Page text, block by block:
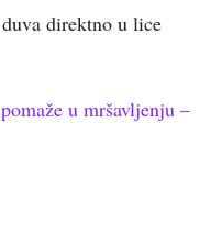
direktno u lice
u mršavljenju –